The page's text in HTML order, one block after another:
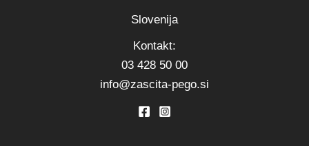
Slovenija
Kontakt:
03 428 50 00
info@zascita-pego.si